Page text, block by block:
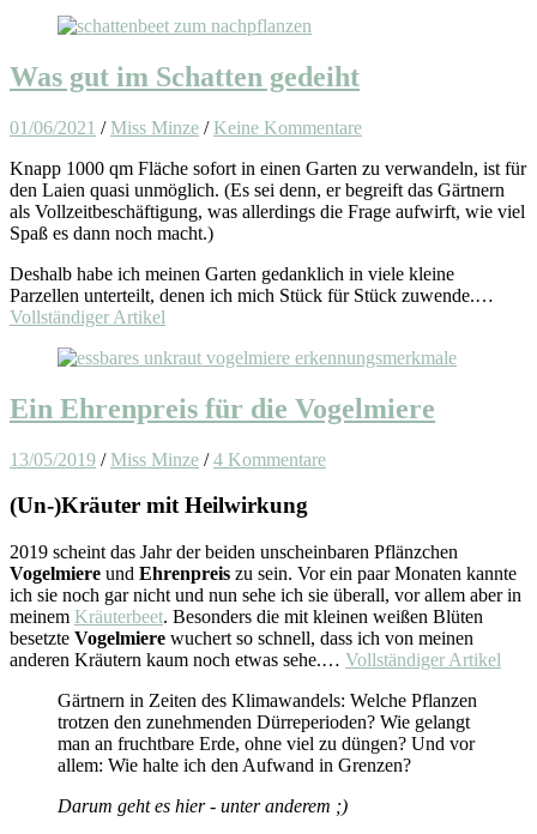
Was gut im Schatten gedeiht
01/06/2021 /Miss Minze /Keine Kommentare
Knapp 1000 qm Fläche sofort in einen Garten zu verwandeln, ist für
den Laien quasi unmöglich. (Es sei denn, er begreift das Gärtnern
als Vollzeitbeschäftigung, was allerdings die Frage aufwirft, wie viel
Spaß es dann noch macht.)
Deshalb habe ich meinen Garten gedanklich in viele kleine
Parzellen unterteilt, denen ich mich Stück für Stück zuwende.…
Vollständiger Artikel
Ein Ehrenpreis für die Vogelmiere
13/05/2019 /Miss Minze /4 Kommentare
(Un-)Kräuter mit Heilwirkung
2019 scheint das Jahr der beiden unscheinbaren Pflänzchen
Vogelmiere und Ehrenpreis zu sein. Vor ein paar Monaten kannte
ich sie noch gar nicht und nun sehe ich sie überall, vor allem aber in
meinem Kräuterbeet. Besonders die mit kleinen weißen Blüten
besetzte Vogelmiere wuchert so schnell, dass ich von meinen
anderen Kräutern kaum noch etwas sehe.… Vollständiger Artikel
Gärtnern in Zeiten des Klimawandels: Welche Pflanzen
trotzen den zunehmenden Dürreperioden? Wie gelangt
man an fruchtbare Erde, ohne viel zu düngen? Und vor
allem: Wie halte ich den Aufwand in Grenzen?
Darum geht es hier - unter anderem ;)